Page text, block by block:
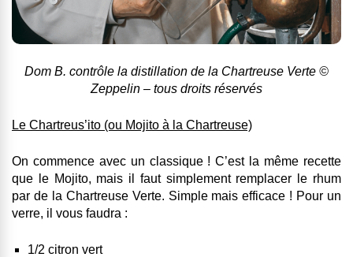
Dom B. contrôle la distillation de la Chartreuse Verte ©
Zeppelin – tous droits réservés
Le Chartreus’ito (ou Mojito à la Chartreuse)
On commence avec un classique ! C’est la même recette
que le Mojito, mais il faut simplement remplacer le rhum
par de la Chartreuse Verte. Simple mais efficace ! Pour un
verre, il vous faudra :
1/2 citron vert